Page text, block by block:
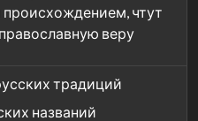
чтут
веру
традиций
названий